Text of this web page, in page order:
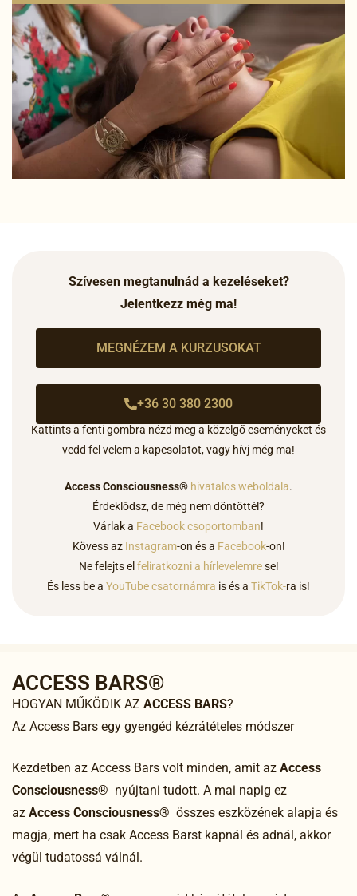
Szívesen megtanulnád a kezeléseket?
Jelentkezz még ma!
MEGNÉZEM A KURZUSOKAT
+36 30 380 2300
Kattints a fenti gombra nézd meg a közelgő eseményeket és
vedd fel velem a kapcsolatot,vagy hívj még ma!
Access Consciousness® hivatalos weboldala.
Érdeklődsz, de még nem döntöttél?
Várlak a Facebook csoportomban!
Kövess az Instagram-on és a Facebook-on!
Ne felejts el feliratkozni a hírlevelemrese!
És less be a YouTube csatornámra is és a TikTok-ra is!
ACCESS BARS®
HOGYAN MŰKÖDIK AZ ACCESS BARS?
Az Access Bars egy gyengéd kézrátételes módszer
Kezdetben az Access Bars volt minden, amit az Access
Consciousness® nyújtani tudott. A mai napig ez
az Access Consciousness® összes eszközének alapja és
magja, mert ha csak Access Barst kapnál és adnál, akkor
végül tudatossá válnál.